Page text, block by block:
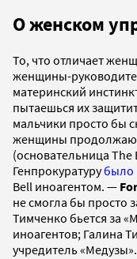
О женском
То, что отличает
женщины-
материнский
пытаешься их
мальчики просто бы
женщины
(основательница The
Генпрокуратурубыло
Bell иноагентом. —
не смогла бы просто
Тимченко бьется за
иноагентов; Галина
учредитель